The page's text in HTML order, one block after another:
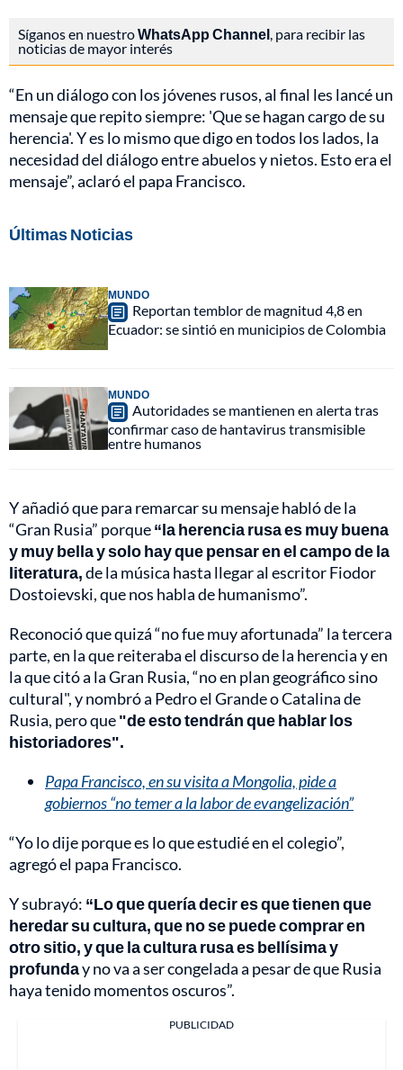
Síganos en nuestroWhatsApp Channel , para recibir las
noticias de mayor interés
“En un diálogo con los jóvenes rusos, al final les lancé un
mensaje que repito siempre: 'Que se hagan cargo de su
herencia'. Y es lo mismo que digo en todos los lados, la
necesidad del diálogo entre abuelos y nietos. Esto era el
mensaje”, aclaró el papa Francisco.
Últimas Noticias
MUNDO
Reportan temblor de magnitud 4,8 en
Ecuador: se sintió en municipios de Colombia
MUNDO
Autoridades se mantienen en alerta tras
confirmar caso de hantavirus transmisible
entre humanos
Y añadió que para remarcar su mensaje habló de la
“Gran Rusia” porque“la herencia rusa es muy buena
y muy bella y solo hay que pensar en el campo de la
literatura,de la música hasta llegar al escritor Fiodor
Dostoievski, que nos habla de humanismo”.
Reconoció que quizá “no fue muy afortunada” la tercera
parte, en la que reiteraba el discurso de la herencia y en
la que citó a la Gran Rusia, “no en plan geográfico sino
cultural", y nombró a Pedro el Grande o Catalina de
Rusia, pero que"de esto tendrán que hablar los
historiadores".
Papa Francisco, en su visita a Mongolia, pide a
gobiernos “no temer a la labor de evangelización”
“Yo lo dije porque es lo que estudié en el colegio”,
agregó el papa Francisco.
Y subrayó: “Lo que quería decir es que tienen que
heredar su cultura, que no se puede comprar en
otro sitio, y que la cultura rusa es bellísima y
profunday no va a ser congelada a pesar de que Rusia
haya tenido momentos oscuros”.
PUBLICIDAD